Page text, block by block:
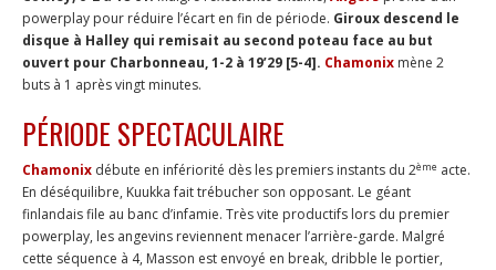
powerplay pour réduire l’écart en fin de période. Giroux descend le
disque à Halley qui remisait au second poteau face au but
ouvert pour Charbonneau, 1-2 à 19’29 [5-4]. Chamonix mène 2
buts à 1 après vingt minutes.
PÉRIODE SPECTACULAIRE
Chamonix débute en infériorité dès les premiers instants du 2ème acte.
En déséquilibre, Kuukka fait trébucher son opposant. Le géant
finlandais file au banc d’infamie. Très vite productifs lors du premier
powerplay, les angevins reviennent menacer l’arrière-garde. Malgré
cette séquence à 4, Masson est envoyé en break, dribble le portier,